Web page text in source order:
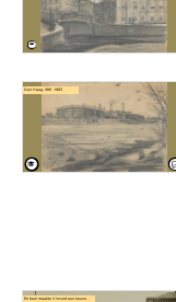
Den Haag, 1881 - 1883
En toen maakte Vincent een keuze...